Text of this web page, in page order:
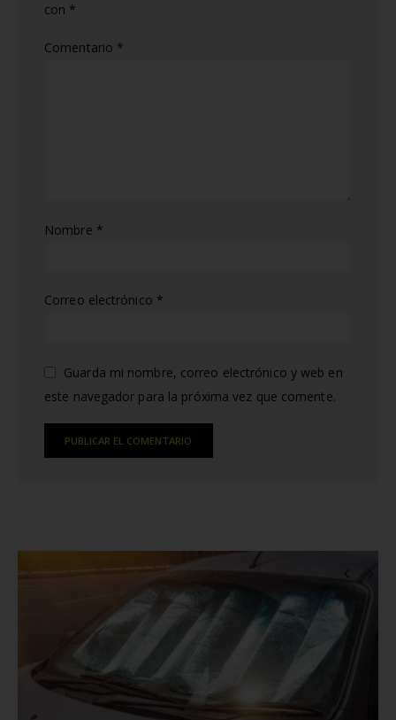
con *
Comentario *
Nombre *
Correo electrónico *
Guarda mi nombre, correo electrónico y web en
este navegador para la próxima vez que comente.
RELATED